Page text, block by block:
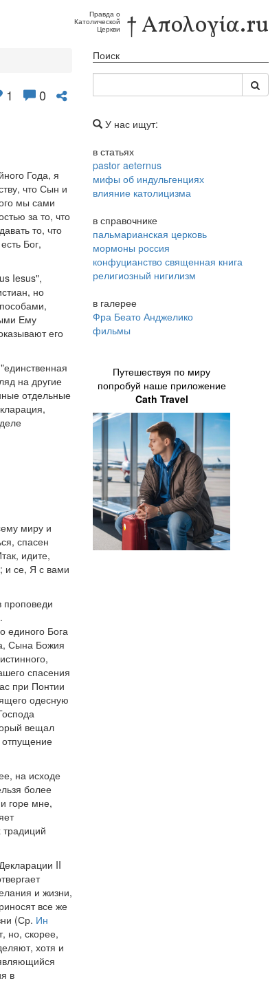
Правда о
Католической
Церкви † Απολογία.ru
1 0
Года, я
что Сын и
мы сами
за то, что
то, что
Бог,
Iesus",
но
Ему
его
на другие
отдельные
миру и
спасен
идите,
и се, Я с вами
проповеди
единого Бога
Сына Божия
спасения
при Понтии
одесную
вещал
на исходе
более
горе мне,
II
и жизни,
все же
(Ср. Ин
но, скорее,
хотя и
в
Поиск
У нас ищут:
в статьях
pastor aeternus
мифы об индульгенциях
влияние католицизма
в справочнике
пальмарианская церковь
мормоны россия
конфуцианство священная книга
религиозный нигилизм
в галерее
Фра Беато Анджелико
фильмы
Путешествуя по миру
попробуй наше приложение
Cath Travel